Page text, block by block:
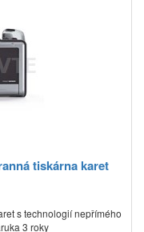
tiskárna karet
s technologií nepřímého
3 roky